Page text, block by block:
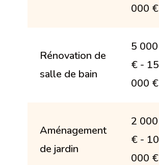
000 €
Rénovation de
salle de bain
5 000
€ - 15
000 €
Aménagement
de jardin
2 000
€ - 10
000 €